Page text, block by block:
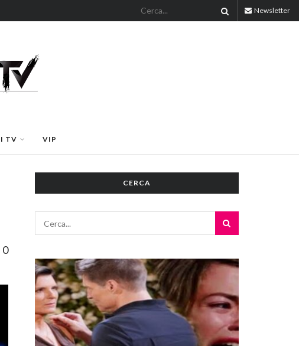
Newsletter
TV VIP
0
CERCA